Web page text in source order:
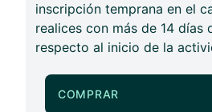
inscripción temprana en el
realices con más de 14 días
respecto al inicio de la
COMPRAR